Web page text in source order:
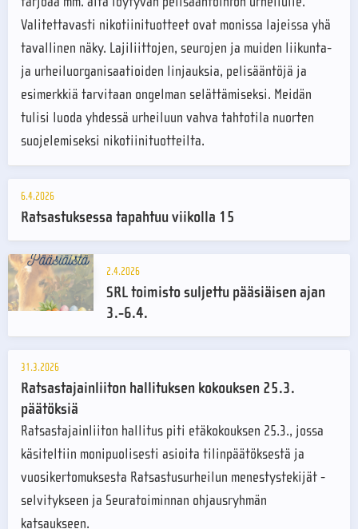
Valitettavasti nikotiinituotteet ovat monissa lajeissa yhä
tavallinen näky. Lajiliittojen, seurojen ja muiden liikunta-
ja urheiluorganisaatioiden linjauksia, pelisääntöjä ja
esimerkkiä tarvitaan ongelman selättämiseksi. Meidän
tulisi luoda yhdessä urheiluun vahva tahtotila nuorten
suojelemiseksi nikotiinituotteilta.
6.4.2026
Ratsastuksessa tapahtuu viikolla 15
2.4.2026
SRL toimisto suljettu pääsiäisen ajan
3.-6.4.
31.3.2026
Ratsastajainliiton hallituksen kokouksen 25.3.
päätöksiä
Ratsastajainliiton hallitus piti etäkokouksen 25.3., jossa
käsiteltiin monipuolisesti asioita tilinpäätöksestä ja
vuosikertomuksesta Ratsastusurheilun menestystekijät -
selvitykseen ja Seuratoiminnan ohjausryhmän
katsaukseen.